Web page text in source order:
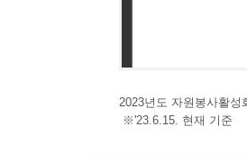
2023년도 자원봉사활
※'23.6.15. 현재 기준